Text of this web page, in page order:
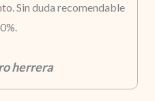
Sin duda recomendable
herrera